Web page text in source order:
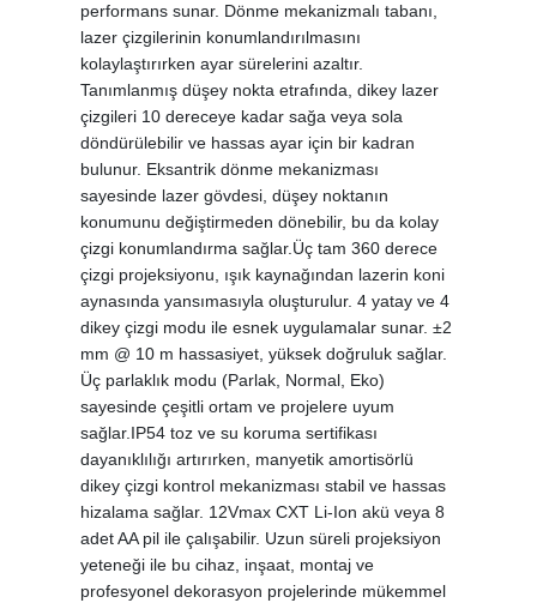
performans sunar. Dönme mekanizmalı tabanı,
lazer çizgilerinin konumlandırılmasını
kolaylaştırırken ayar sürelerini azaltır.
Tanımlanmış düşey nokta etrafında, dikey lazer
çizgileri 10 dereceye kadar sağa veya sola
döndürülebilir ve hassas ayar için bir kadran
bulunur. Eksantrik dönme mekanizması
sayesinde lazer gövdesi, düşey noktanın
konumunu değiştirmeden dönebilir, bu da kolay
çizgi konumlandırma sağlar.Üç tam 360 derece
çizgi projeksiyonu, ışık kaynağından lazerin koni
aynasında yansımasıyla oluşturulur. 4 yatay ve 4
dikey çizgi modu ile esnek uygulamalar sunar. ±2
mm @ 10 m hassasiyet, yüksek doğruluk sağlar.
Üç parlaklık modu (Parlak, Normal, Eko)
sayesinde çeşitli ortam ve projelere uyum
sağlar.IP54 toz ve su koruma sertifikası
dayanıklılığı artırırken, manyetik amortisörlü
dikey çizgi kontrol mekanizması stabil ve hassas
hizalama sağlar. 12Vmax CXT Li-Ion akü veya 8
adet AA pil ile çalışabilir. Uzun süreli projeksiyon
yeteneği ile bu cihaz, inşaat, montaj ve
profesyonel dekorasyon projelerinde mükemmel